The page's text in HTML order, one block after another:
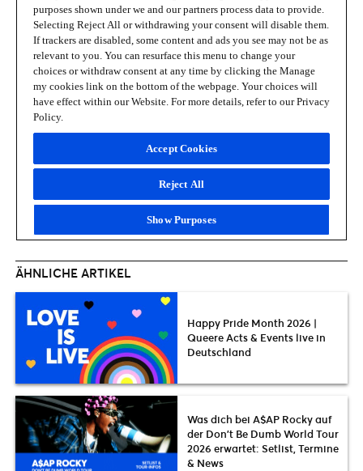
ÄHNLICHE ARTIKEL
Happy Pride Month 2026 |
Queere Acts & Events live in
Deutschland
Was dich bei A$AP Rocky auf
der Don’t Be Dumb World Tour
2026 erwartet: Setlist, Termine
& News